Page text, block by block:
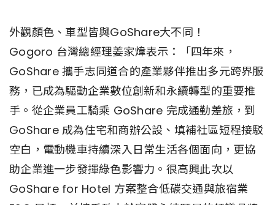
外觀顏色、車型皆與GoShare大不同！
Gogoro 台灣總經理姜家煒表示：「四年來，
GoShare 攜手志同道合的產業夥伴推出多元跨界服
務，已成為驅動企業數位創新和永續轉型的重要推
手。從企業員工騎乘 GoShare 完成通勤差旅，到
GoShare 成為住宅和商辦公設、填補社區短程接駁
空白，電動機車持續深入日常生活各個面向，更協
助企業進一步發揮綠色影響力。很高興此次以
GoShare for Hotel 方案整合低碳交通與旅宿業